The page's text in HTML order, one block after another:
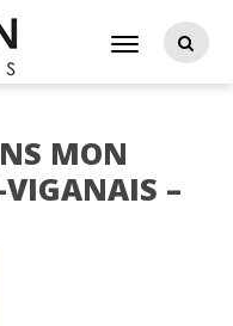
MON
VIGANAIS –